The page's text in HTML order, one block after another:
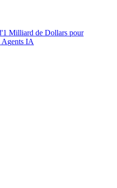
'1 Milliard de Dollars pour
Agents IA